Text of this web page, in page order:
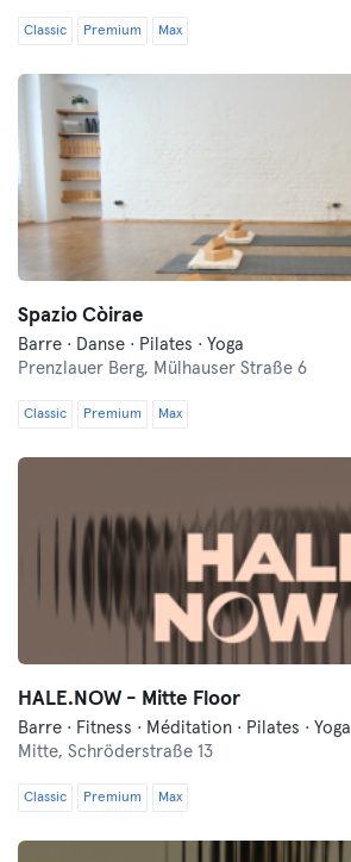
Classic Premium Max
Spazio Còirae
Barre · Danse · Pilates · Yoga
Prenzlauer Berg, Mülhauser Straße 6
Classic Premium Max
HALE.NOW - Mitte Floor
Barre · Fitness · Méditation · Pilates · Yoga
Mitte, Schröderstraße 13
Classic Premium Max